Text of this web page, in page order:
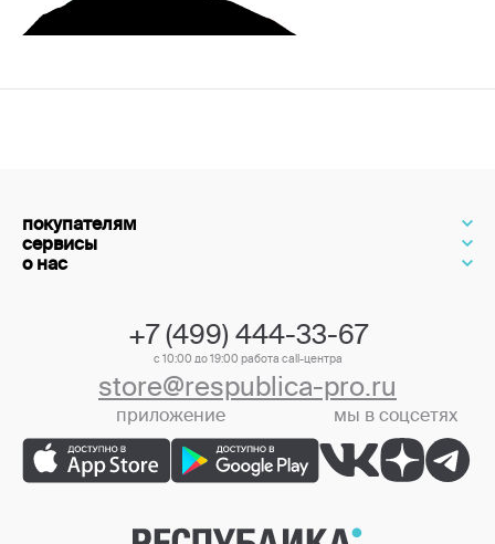
покупателям
сервисы
о нас
+7 (499) 444-33-67
с 10:00 до 19:00 работа call-центра
store@respublica-pro.ru
приложение мы в соцсетях